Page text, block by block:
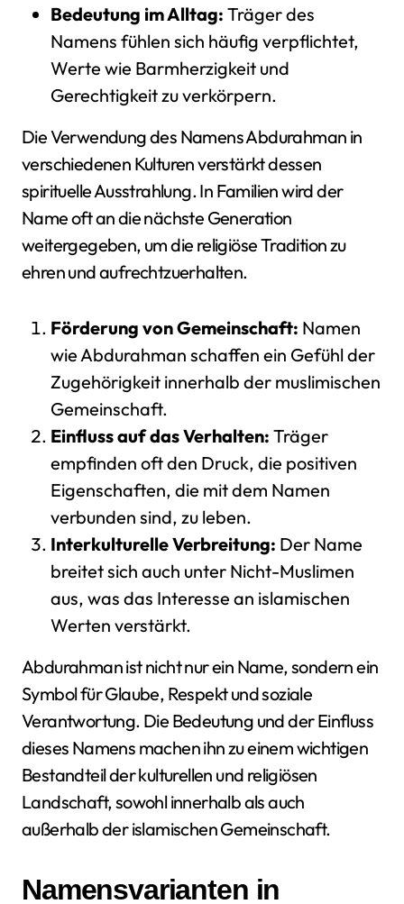
Bedeutung im Alltag: Träger des
Namens fühlen sich häufig verpflichtet,
Werte wie Barmherzigkeit und
Gerechtigkeit zu verkörpern.
Die Verwendung des Namens Abdurahman in
verschiedenen Kulturen verstärkt dessen
spirituelle Ausstrahlung. In Familien wird der
Name oft an die nächste Generation
weitergegeben, um die religiöse Tradition zu
ehren und aufrechtzuerhalten.
Förderung von Gemeinschaft: Namen
wie Abdurahman schaffen ein Gefühl der
Zugehörigkeit innerhalb der muslimischen
Gemeinschaft.
Einfluss auf das Verhalten: Träger
empfinden oft den Druck, die positiven
Eigenschaften, die mit dem Namen
verbunden sind, zu leben.
Interkulturelle Verbreitung: Der Name
breitet sich auch unter Nicht-Muslimen
aus, was das Interesse an islamischen
Werten verstärkt.
Abdurahman ist nicht nur ein Name, sondern ein
Symbol für Glaube, Respekt und soziale
Verantwortung. Die Bedeutung und der Einfluss
dieses Namens machen ihn zu einem wichtigen
Bestandteil der kulturellen und religiösen
Landschaft, sowohl innerhalb als auch
außerhalb der islamischen Gemeinschaft.
Namensvarianten in